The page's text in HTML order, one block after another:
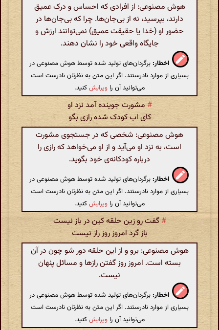
هوش مصنوعی: از افرادی که احساس و درک عمیق
دارند، بپرسید، نه از بی‌جان‌ها. چرا که بی‌جان‌ها در
حضور او (خدا یا حقیقت عمیق) نمی‌توانند ارزش و
جایگاه واقعی خود را نشان دهند.
اخطار: برگردان‌های تولید شده توسط هوش مصنوعی در
بسیاری از موارد نادرستند. اگر این متن به نظرتان نادرست است
می‌توانید آن را ویرایشکنید.
# مشورت جوینده آمد نزد او
کای اب کودک شده رازی بگو
هوش مصنوعی: شخصی که در جستجوی مشورت
است، به نزد او می‌آید و از او می‌خواهد که رازی را
درباره کودکانه‌ی خود بگوید.
اخطار: برگردان‌های تولید شده توسط هوش مصنوعی در
بسیاری از موارد نادرستند. اگر این متن به نظرتان نادرست است
می‌توانید آن را ویرایشکنید.
#گفت رو زین حلقه کین در باز نیست
باز گرد امروز روز راز نیست
هوش مصنوعی: برو و از این حلقه دور شو چون در آن
بسته است. امروز روز گفتن رازها و مسائل پنهان
نیست.
اخطار: برگردان‌های تولید شده توسط هوش مصنوعی در
بسیاری از موارد نادرستند. اگر این متن به نظرتان نادرست است
می‌توانید آن را ویرایشکنید.